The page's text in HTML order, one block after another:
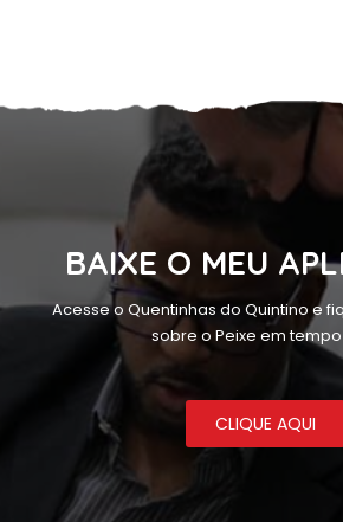
BAIXE O MEU
Acesse o Quentinhas do Quintino e
sobre o Peixe em
CLIQUE AQUI